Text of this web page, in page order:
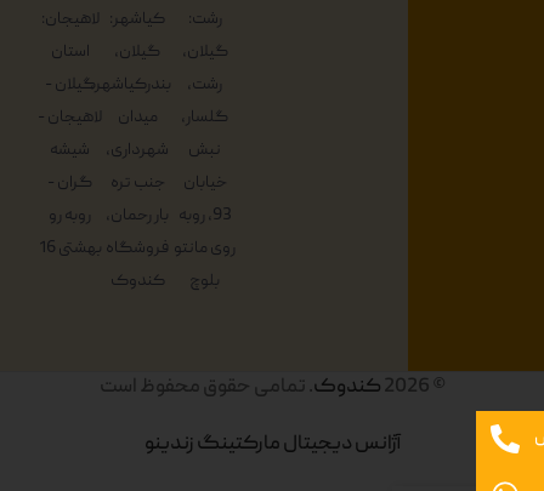
رشت:
گیلان،
رشت،
گلسار،
نبش
خیابان
93، روبه
روی مانتو
بلوچ
کیاشهر:
گیلان،
بندرکیاشهر،
میدان
شهرداری،
جنب تره
بار رحمان،
فروشگاه
کندوک
لاهیجان:
استان
گیلان -
لاهیجان -
شیشه
گران -
روبه رو
بهشتی 16
© 2026 کندوک. تمامی حقوق محفوظ است
آژانس دیجیتال مارکتینگ زندینو